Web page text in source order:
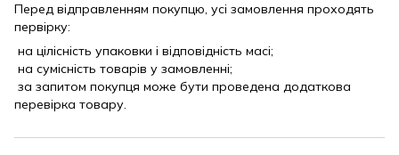
Перед відправленням покупцю, усі замовлення проходять
первірку:
на цілісність упаковки і відповідність масі;
на сумісність товарів у замовленні;
за запитом покупця може бути проведена додаткова
перевірка товару.